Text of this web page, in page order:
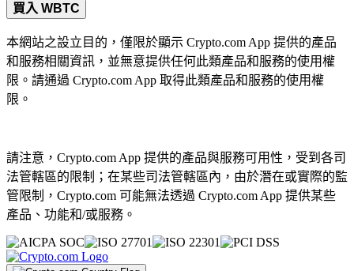
買入 WBTC
本網站之設立目的，僅限於顯示 Crypto.com App 提供的產品
和服務相關資訊，並無意提供任何此類產品和服務的使用權
限。請通過 Crypto.com App 取得此類產品和服務的使用權
限。
請注意，Crypto.com App 提供的產品與服務可用性，受到各司
法管轄區的限制；在某些司法管轄區內，由於潛在或實際的監
管限制，Crypto.com 可能無法透過 Crypto.com App 提供某些
產品、功能和/或服務。